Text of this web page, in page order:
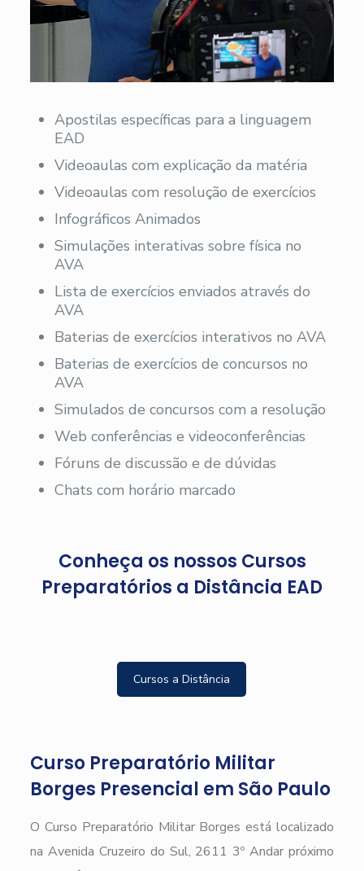
Apostilas específicas para a linguagem
EAD
Videoaulas com explicação da matéria
Videoaulas com resolução de exercícios
Infográficos Animados
Simulações interativas sobre física no
AVA
Lista de exercícios enviados através do
AVA
Baterias de exercícios interativos no AVA
Baterias de exercícios de concursos no
AVA
Simulados de concursos com a resolução
Web conferências e videoconferências
Fóruns de discussão e de dúvidas
Chats com horário marcado
Conheça os nossos Cursos
Preparatórios a Distância EAD
Cursos a Distância
Curso Preparatório Militar
Borges Presencial em São Paulo
O Curso Preparatório Militar Borges está localizado
na Avenida Cruzeiro do Sul, 2611 3º Andar próximo